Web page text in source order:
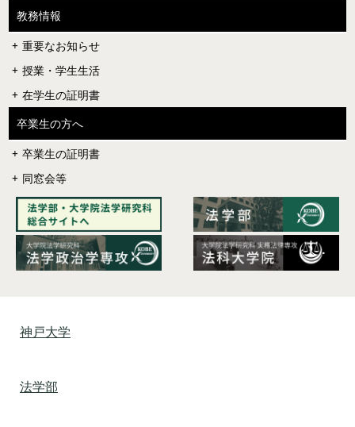
教務情報
重要なお知らせ
授業・学生生活
在学生の証明書
卒業生の方へ
卒業生の証明書
同窓会等
神戸大学
法学部